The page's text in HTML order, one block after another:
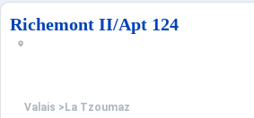
Richemont II/Apt 124
Valais > La Tzoumaz